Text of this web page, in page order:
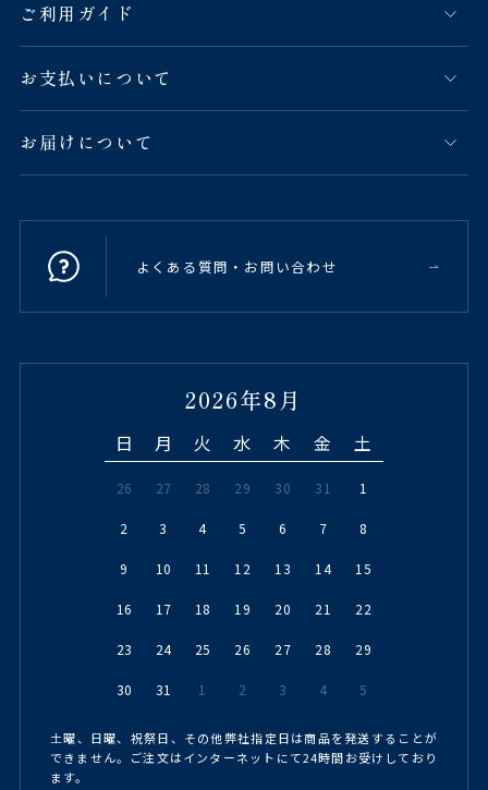
ご利用ガイド
お支払いについて
お届けについて
よくある質問・お問い合わせ
2026年8月
日 月 火 水 木 金 土
26 27 28 29 30 31 1
2 3 4 5 6 7 8
9 10 11 12 13 14 15
16 17 18 19 20 21 22
23 24 25 26 27 28 29
30 31 1 2 3 4 5
土曜、日曜、祝祭日、その他弊社指定日は商品を発送することが
できません。ご注文はインターネットにて24時間お受けしており
ます。